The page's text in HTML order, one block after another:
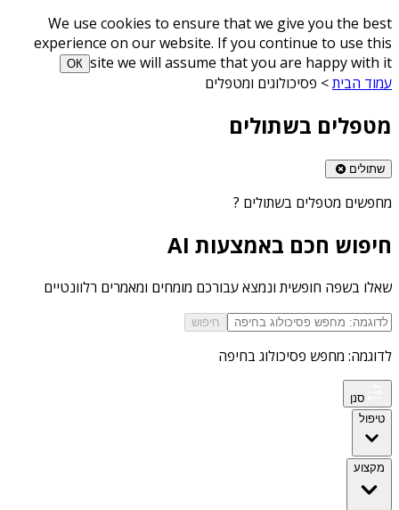
We use cookies to ensure that we give you the best
experience on our website. If you continue to use this
site we will assume that you are happy with it
ОК
עמוד הבית> פסיכולוגים ומטפלים
מטפלים בשתולים
שתולים
מחפשים מטפלים בשתולים ?
חיפוש חכם באמצעות AI
שאלו בשפה חופשית ונמצא עבורכם מומחים ומאמרים רלוונטיים
חיפוש
לדוגמה: מחפש פסיכולוג בחיפה
סנן
טיפול
מקצוע